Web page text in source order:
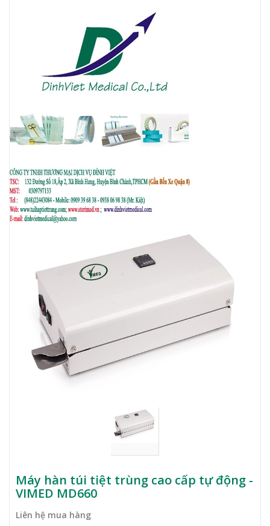
Máy hàn túi tiệt trùng cao cấp tự động -
VIMED MD660
Liên hệ mua hàng